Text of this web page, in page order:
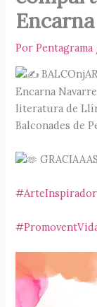
PorPentagrama
Encarna
literatura de
Balconades de
#ArteInspirador